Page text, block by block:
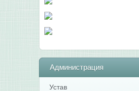
Администрация
Устав